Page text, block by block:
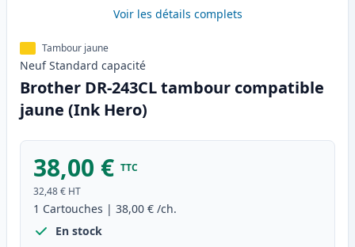
Voir les détails complets
Tambour jaune
Neuf Standard capacité
Brother DR-243CL tambour compatible
jaune (Ink Hero)
38,00 € TTC
32,48 € HT
1 Cartouches | 38,00 € /ch.
En stock